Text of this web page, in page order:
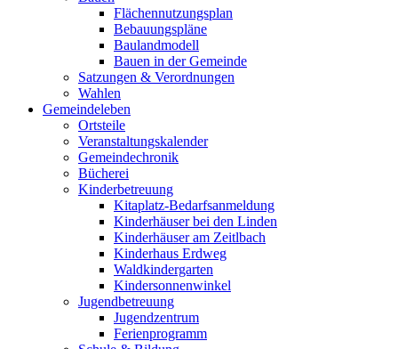
Flächennutzungsplan
Bebauungspläne
Baulandmodell
Bauen in der Gemeinde
Satzungen & Verordnungen
Wahlen
Gemeindeleben
Ortsteile
Veranstaltungskalender
Gemeindechronik
Bücherei
Kinderbetreuung
Kitaplatz-Bedarfsanmeldung
Kinderhäuser bei den Linden
Kinderhäuser am Zeitlbach
Kinderhaus Erdweg
Waldkindergarten
Kindersonnenwinkel
Jugendbetreuung
Jugendzentrum
Ferienprogramm